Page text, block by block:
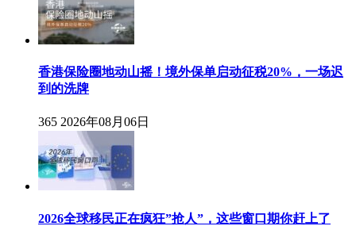
香港保险圈地动山摇！境外保单启动征税20%，一场迟
到的洗牌
365 2026年08月06日
2026全球移民正在疯狂”抢人”，这些窗口期你赶上了